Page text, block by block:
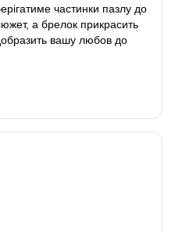
частинки пазлу до
а брелок прикрасить
вашу любов до